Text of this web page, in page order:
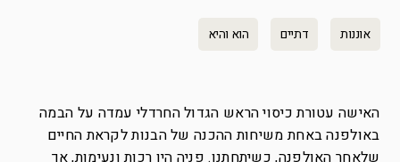
אוננות דתיים הוא והיא
האישה עטורת כיסוי הראש הגדול החרדלי עמדה על הבמה
באולפנה באחת משיחות ההכנה של הבנות לקראת החיים
שלאחר האולפנה, כשיתחתנו. פניה היו רכות ונעימות, אך